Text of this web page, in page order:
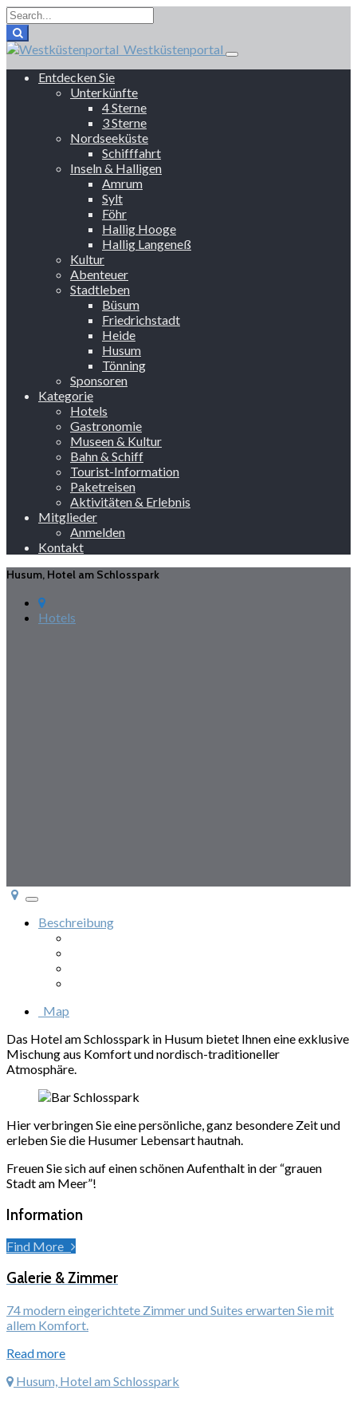
Westküstenportal
Entdecken Sie
Unterkünfte
4 Sterne
3 Sterne
Nordseeküste
Schifffahrt
Inseln & Halligen
Amrum
Sylt
Föhr
Hallig Hooge
Hallig Langeneß
Kultur
Abenteuer
Stadtleben
Büsum
Friedrichstadt
Heide
Husum
Tönning
Sponsoren
Kategorie
Hotels
Gastronomie
Museen & Kultur
Bahn & Schiff
Tourist-Information
Paketreisen
Aktivitäten & Erlebnis
Mitglieder
Anmelden
Kontakt
Husum, Hotel am Schlosspark
Hotels
Toggle
navigation
Beschreibung
Map
Das Hotel am Schlosspark in Husum bietet Ihnen eine exklusive
Mischung aus Komfort und nordisch-traditioneller
Atmosphäre.
Hier verbringen Sie eine persönliche, ganz besondere Zeit und
erleben Sie die Husumer Lebensart hautnah.
Freuen Sie sich auf einen schönen Aufenthalt in der “grauen
Stadt am Meer”!
Information
Find More
Galerie & Zimmer
74 modern eingerichtete Zimmer und Suites erwarten Sie mit
allem Komfort.
Read more
Husum, Hotel am Schlosspark